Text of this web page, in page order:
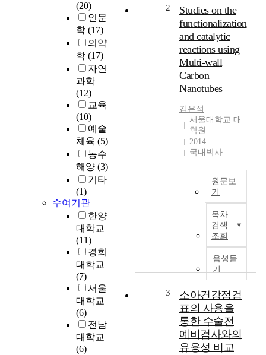
(20)
인문
학 (17)
의약
학 (17)
자연
과학
(12)
교육
(10)
예술
체육 (5)
농수
해양 (3)
기타
(1)
수여기관
한양
대학교
(11)
경희
대학교
(7)
서울
대학교
(6)
전남
대학교
(6)
부
립
,
2
Studies on the
functionalization
and catalytic
reactions using
Multi-wall
Carbon
Nanotubes
김은석
서울대학교 대
학원
2014
국내박사
원문보
기
목차
검색
조회
음성듣
기
노
3
소아건강점검
표의 사용을
통한 수술전
예비검사와의
유용성 비교